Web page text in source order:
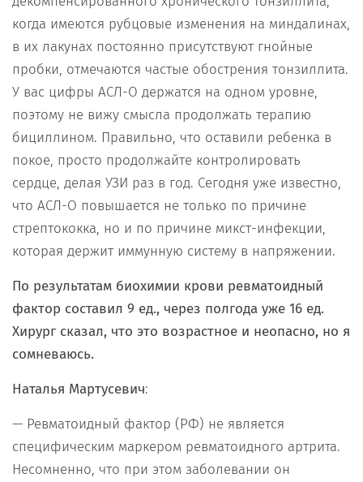
когда имеются рубцовые изменения на миндалинах,
в их лакунах постоянно присутствуют гнойные
пробки, отмечаются частые обострения тонзиллита.
У вас цифры АСЛ-О держатся на одном уровне,
поэтому не вижу смысла продолжать терапию
бициллином. Правильно, что оставили ребенка в
покое, просто продолжайте контролировать
сердце, делая УЗИ раз в год. Сегодня уже известно,
что АСЛ-О повышается не только по причине
стрептококка, но и по причине микст-инфекции,
которая держит иммунную систему в напряжении.
По результатам биохимии крови ревматоидный
фактор составил 9 ед., через полгода уже 16 ед.
Хирург сказал, что это возрастное и неопасно, но я
сомневаюсь.
Наталья Мартусевич:
— Ревматоидный фактор (РФ) не является
специфическим маркером ревматоидного артрита.
Несомненно, что при этом заболевании он